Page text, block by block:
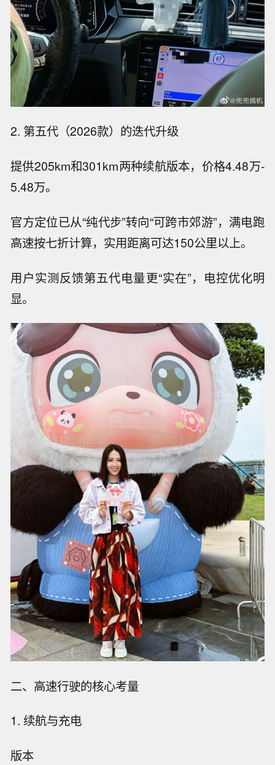
2. 第五代（2026款）的迭代升级
提供205km和301km两种续航版本，价格4.48万-
5.48万。
官方定位已从“纯代步”转向“可跨市郊游”，满电跑
高速按七折计算，实用距离可达150公里以上。
用户实测反馈第五代电量更“实在”，电控优化明
显。
二、高速行驶的核心考量
1. 续航与充电
版本